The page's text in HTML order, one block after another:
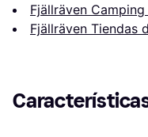
Fjällräven
Fjällräven Tiendas